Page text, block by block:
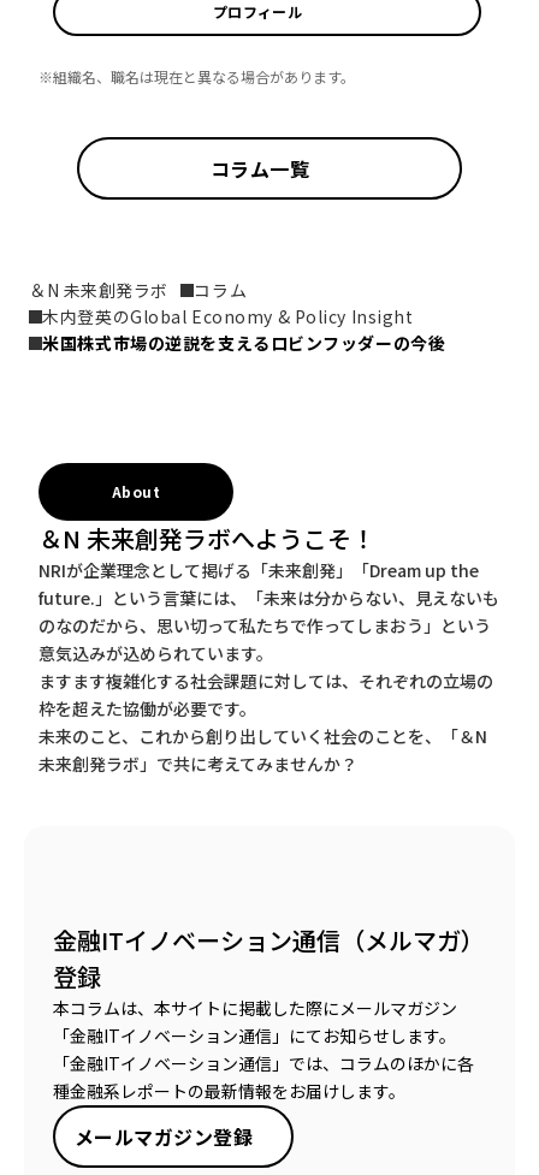
プロフィール
※組織名、職名は現在と異なる場合があります。
コラム一覧
＆N 未来創発ラボ
コラム
木内登英のGlobal Economy & Policy Insight
米国株式市場の逆説を支えるロビンフッダーの今後
About
＆N 未来創発ラボへようこそ！
NRIが企業理念として掲げる「未来創発」「Dream up the
future.」という言葉には、「未来は分からない、見えないも
のなのだから、思い切って私たちで作ってしまおう」という
意気込みが込められています。
ますます複雑化する社会課題に対しては、それぞれの立場の
枠を超えた協働が必要です。
未来のこと、これから創り出していく社会のことを、「＆N
未来創発ラボ」で共に考えてみませんか？
金融ITイノベーション通信（メルマガ）
登録
本コラムは、本サイトに掲載した際にメールマガジン
「金融ITイノベーション通信」にてお知らせします。
「金融ITイノベーション通信」では、コラムのほかに各
種金融系レポートの最新情報をお届けします。
メールマガジン登録